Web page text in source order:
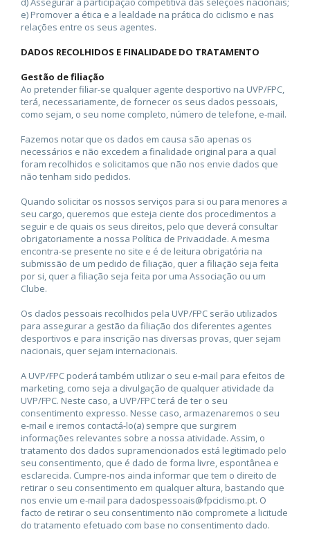
e) Promover a ética e a lealdade na prática do ciclismo e nas
relações entre os seus agentes.
DADOS RECOLHIDOS E FINALIDADE DO TRATAMENTO
Gestão de filiação
Ao pretender filiar-se qualquer agente desportivo na UVP/FPC,
terá, necessariamente, de fornecer os seus dados pessoais,
como sejam, o seu nome completo, número de telefone, e-mail.
Fazemos notar que os dados em causa são apenas os
necessários e não excedem a finalidade original para a qual
foram recolhidos e solicitamos que não nos envie dados que
não tenham sido pedidos.
Quando solicitar os nossos serviços para si ou para menores a
seu cargo, queremos que esteja ciente dos procedimentos a
seguir e de quais os seus direitos, pelo que deverá consultar
obrigatoriamente a nossa Política de Privacidade. A mesma
encontra-se presente no site e é de leitura obrigatória na
submissão de um pedido de filiação, quer a filiação seja feita
por si, quer a filiação seja feita por uma Associação ou um
Clube.
Os dados pessoais recolhidos pela UVP/FPC serão utilizados
para assegurar a gestão da filiação dos diferentes agentes
desportivos e para inscrição nas diversas provas, quer sejam
nacionais, quer sejam internacionais.
A UVP/FPC poderá também utilizar o seu e-mail para efeitos de
marketing, como seja a divulgação de qualquer atividade da
UVP/FPC. Neste caso, a UVP/FPC terá de ter o seu
consentimento expresso. Nesse caso, armazenaremos o seu
e-mail e iremos contactá-lo(a) sempre que surgirem
informações relevantes sobre a nossa atividade. Assim, o
tratamento dos dados supramencionados está legitimado pelo
seu consentimento, que é dado de forma livre, espontânea e
esclarecida. Cumpre-nos ainda informar que tem o direito de
retirar o seu consentimento em qualquer altura, bastando que
nos envie um e-mail para dadospessoais@fpciclismo.pt. O
facto de retirar o seu consentimento não compromete a licitude
do tratamento efetuado com base no consentimento dado.